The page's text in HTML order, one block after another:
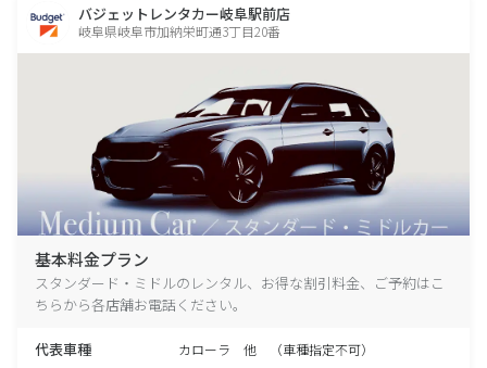
バジェットレンタカー岐阜駅前店
岐阜県岐阜市加納栄町通3丁目20番
基本料金プラン
スタンダード・ミドルのレンタル、お得な割引料金、ご予約はこ
ちらから各店舗お電話ください。
代表車種 カローラ 他 （車種指定不可）